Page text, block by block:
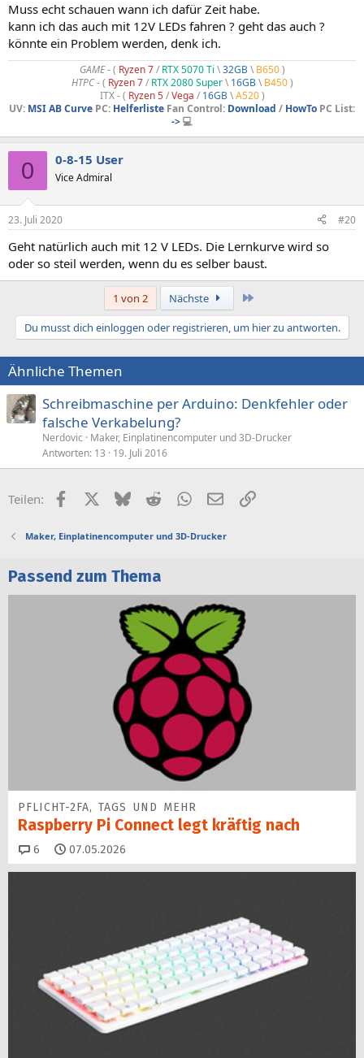
Muss echt schauen wann ich dafür Zeit habe.
kann ich das auch mit 12V LEDs fahren ? geht das auch ?
könnte ein Problem werden, denk ich.
GAME- ( Ryzen 7/ RTX 5070 Ti \32GB\ B650)
HTPC -( Ryzen 7/ RTX 2080 Super\ 16GB\ B450)
ITX - ( Ryzen 5/Vega / 16GB\A520)
UV: MSI AB Curve PC: Helferliste Fan Control: Download / HowTo PC List:
->💻
0 0-8-15 User
Vice Admiral
23. Juli 2020 #20
Geht natürlich auch mit 12 V LEDs. Die Lernkurve wird so
oder so steil werden, wenn du es selber baust.
1 von 2 Nächste
Du musst dich einloggen oder registrieren, um hier zu antworten.
Ähnliche Themen
Schreibmaschine per Arduino: Denkfehler oder
falsche Verkabelung?
Nerdovic
Maker, Einplatinencomputer und 3D-Drucker
Antworten 13 19. Juli 2016
Teilen: FacebookX (Twitter)
BlueskyRedditWhatsApp
E-MailLink
Maker, Einplatinencomputer und 3D-Drucker
Passend zum Thema
PFLICHT-2FA, TAGS UND MEHR
Raspberry Pi Connect legt kräftig nach
6 Kommentare
07.05.2026